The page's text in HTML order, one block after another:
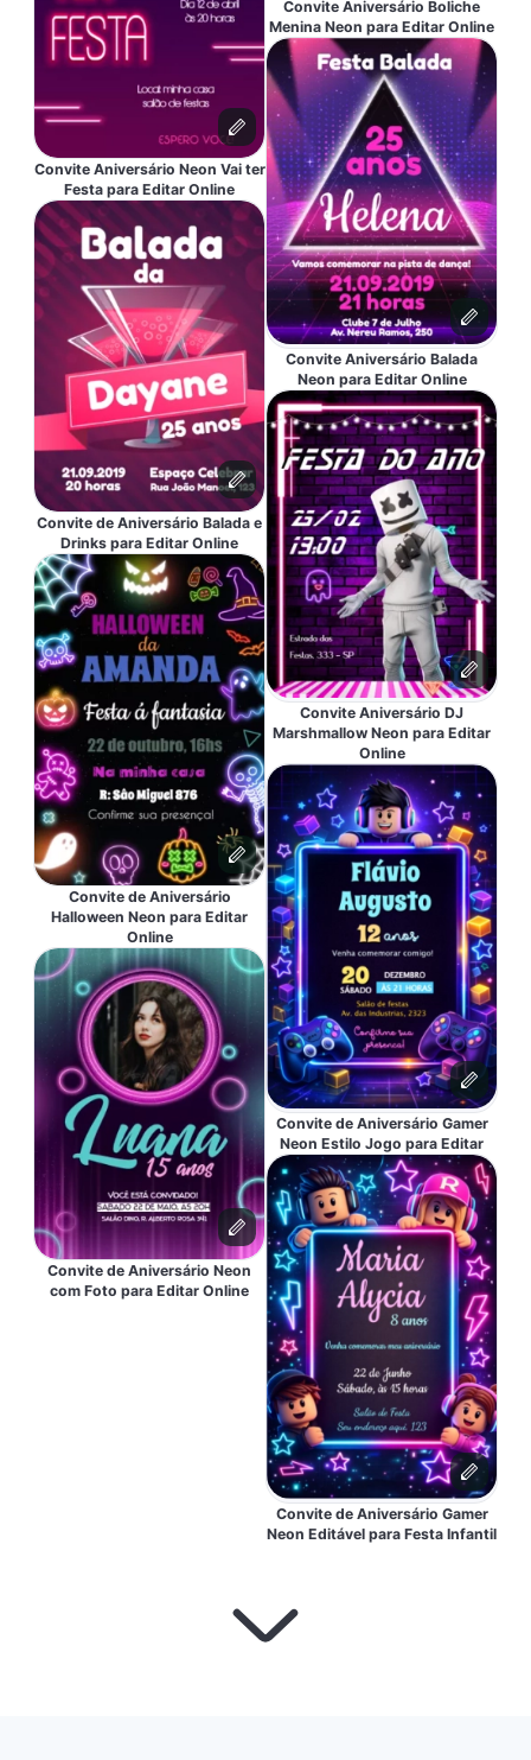
Convite Aniversário Neon Vai ter
Festa para Editar Online
Convite de Aniversário Balada e
Drinks para Editar Online
Convite de Aniversário
Halloween Neon para Editar
Online
Convite de Aniversário Neon
com Foto para Editar Online
Convite Aniversário Boliche
Menina Neon para Editar Online
Convite Aniversário Balada
Neon para Editar Online
Convite Aniversário DJ
Marshmallow Neon para Editar
Online
Convite de Aniversário Gamer
Neon Estilo Jogo para Editar
Convite de Aniversário Gamer
Neon Editável para Festa Infantil